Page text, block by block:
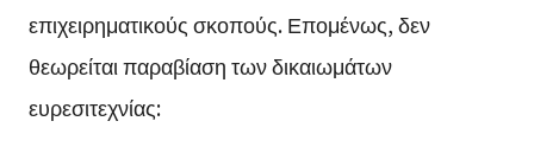
επιχειρηματικούς σκοπούς. Επομένως, δεν
θεωρείται παραβίαση των δικαιωμάτων
ευρεσιτεχνίας: